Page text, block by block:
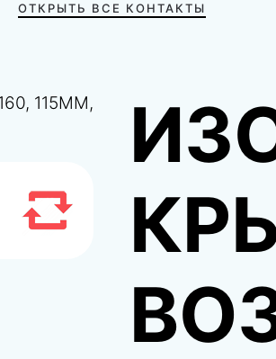
ОТКРЫТЬ ВСЕ КОНТАКТЫ